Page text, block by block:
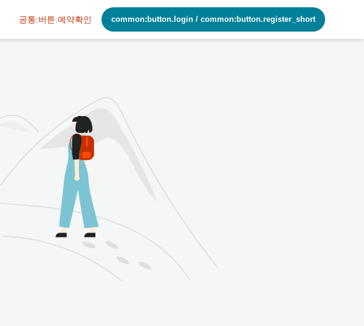
공통:버튼.예약확인 common:button.login / common:button.register_short